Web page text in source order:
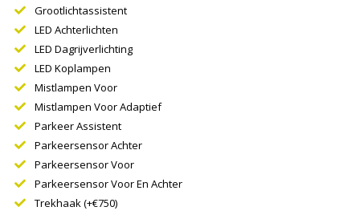
Grootlichtassistent
LED Achterlichten
LED Dagrijverlichting
LED Koplampen
Mistlampen Voor
Mistlampen Voor Adaptief
Parkeer Assistent
Parkeersensor Achter
Parkeersensor Voor
Parkeersensor Voor En Achter
Trekhaak (+€750)